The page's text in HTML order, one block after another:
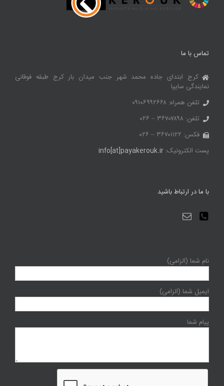
تماس با ما
کرج ابتدای جاده محمد شهر جنب میدان بار کرج طبقه فوقانی
نمایندگی سایپا
تلفن همراه: ۰۹۱۰۶۹۹۲۶۶۸
تلفن: ۳۶۷۰۷۸۹۸ – ۰۲۶
فکس: ۳۶۷۰۱۱۲۲ – ۰۲۶
پست الکترونیک: info[at]payakerouk.ir
با ما در ارتباط باشید
نام شما (الزامی)
ایمیل شما (الزامی)
پیام شما